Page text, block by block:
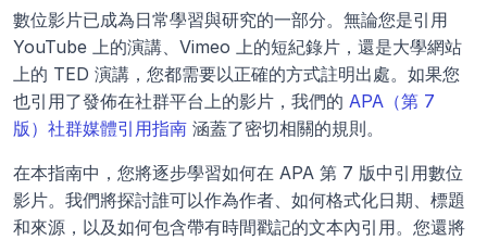
數位影片已成為日常學習與研究的一部分。無論您是引用
YouTube 上的演講、Vimeo 上的短紀錄片，還是大學網站
上的 TED 演講，您都需要以正確的方式註明出處。如果您
也引用了發佈在社群平台上的影片，我們的 APA（第 7
版）社群媒體引用指南 涵蓋了密切相關的規則。
在本指南中，您將逐步學習如何在 APA 第 7 版中引用數位
影片。我們將探討誰可以作為作者、如何格式化日期、標題
和來源，以及如何包含帶有時間戳記的文本內引用。您還將